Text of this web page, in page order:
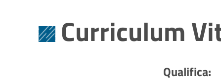
Curriculum
Qualifica